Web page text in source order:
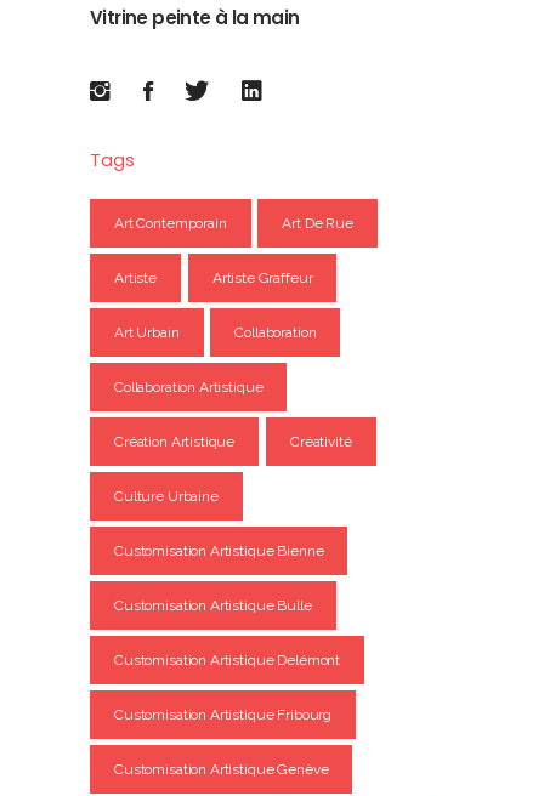
Vitrine peinte à la main
Tags
Art Contemporain Art De Rue
Artiste Artiste Graffeur
Art Urbain Collaboration
Collaboration Artistique
Création Artistique Créativité
Culture Urbaine
Customisation Artistique Bienne
Customisation Artistique Bulle
Customisation Artistique Delémont
Customisation Artistique Fribourg
Customisation Artistique Genève